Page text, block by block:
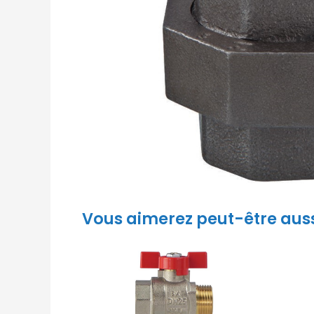
Vous aimerez peut-être